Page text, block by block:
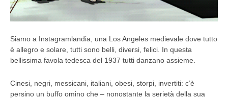
Siamo a Instagramlandia, una Los Angeles medievale dove tutto
è allegro e solare, tutti sono belli, diversi, felici. In questa
bellissima favola tedesca del 1937 tutti danzano assieme.
Cinesi, negri, messicani, italiani, obesi, storpi, invertiti: c’è
persino un buffo omino che – nonostante la serietà della sua